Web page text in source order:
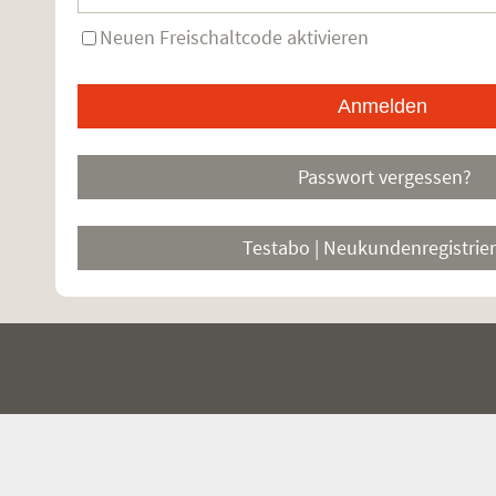
Neuen Freischaltcode aktivieren
Passwort vergessen?
Testabo |